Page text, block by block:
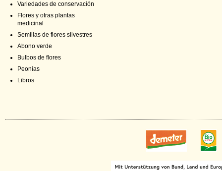
Variedades de conservación
Flores y otras plantas
medicinal
Semillas de flores silvestres
Abono verde
Bulbos de flores
Peonías
Libros